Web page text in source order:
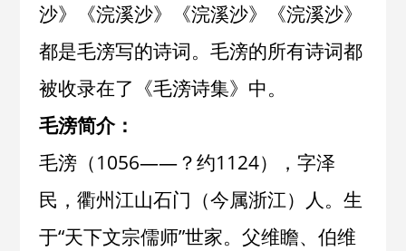
沙》《浣溪沙》《浣溪沙》《浣溪沙》
都是毛滂写的诗词。毛滂的所有诗词都
被收录在了《毛滂诗集》中。
毛滂简介：
毛滂（1056——？约1124），字泽
民，衢州江山石门（今属浙江）人。生
于“天下文宗儒师”世家。父维瞻、伯维